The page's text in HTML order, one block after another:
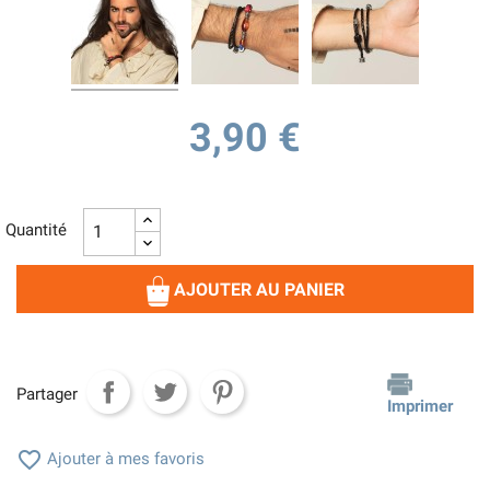
3,90 €
Quantité
AJOUTER AU PANIER
Partager
Imprimer
 Ajouter à mes favoris